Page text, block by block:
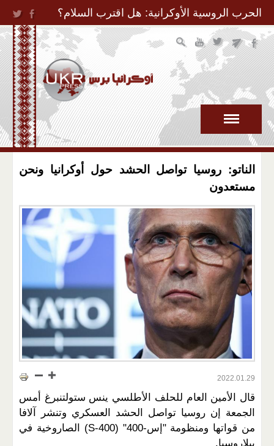
Jump to Navigation
الحرب الروسية الأوكرانية: هل اقترب السلام؟
الناتو: روسيا تواصل الحشد حول أوكرانيا ونحن
مستعدون
2022.01.29
قال الأمين العام للحلف الأطلسي ينس ستولتنبرغ أمس
الجمعة إن روسيا تواصل الحشد العسكري وتنشر آلافا
من قواتها ومنظومة "إس-400" (S-400) الصاروخية في
بيلاروسيا.